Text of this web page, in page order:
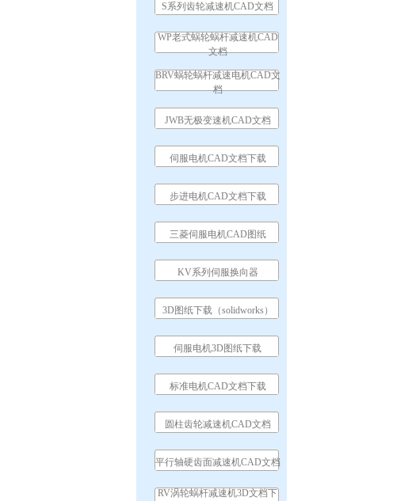
S系列齿轮减速机CAD文档
WP老式蜗轮蜗杆减速机CAD
文档
BRV蜗轮蜗杆减速电机CAD文
档
JWB无极变速机CAD文档
伺服电机CAD文档下载
步进电机CAD文档下载
三菱伺服电机CAD图纸
KV系列伺服换向器
3D图纸下载（solidworks）
伺服电机3D图纸下载
标准电机CAD文档下载
圆柱齿轮减速机CAD文档
平行轴硬齿面减速机CAD文档
RV涡轮蜗杆减速机3D文档下